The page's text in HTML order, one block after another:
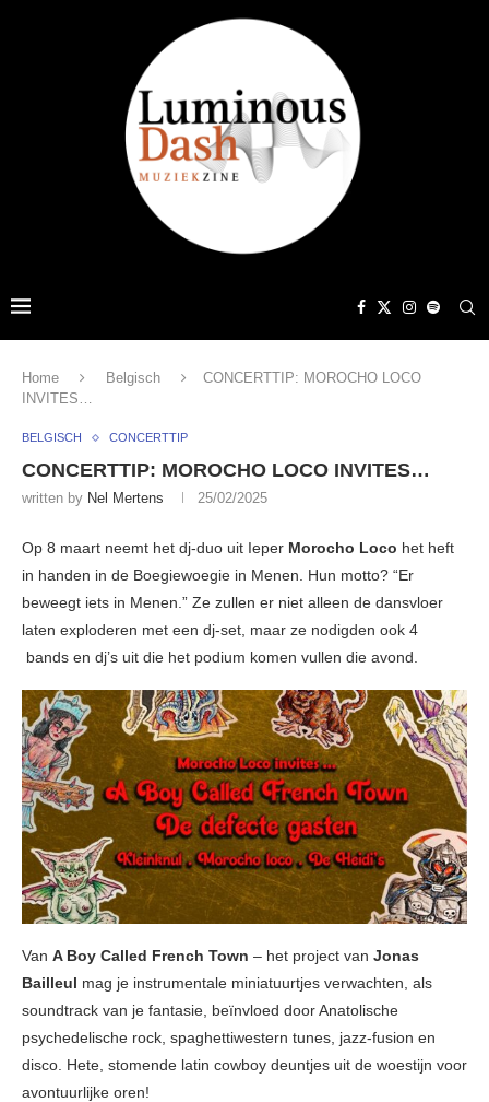
Home Belgisch
CONCERTTIP: MOROCHO LOCO
INVITES…
BELGISCH CONCERTTIP
CONCERTTIP: MOROCHO LOCO INVITES…
written by Nel Mertens 25/02/2025
Op 8 maart neemt het dj-duo uit Ieper Morocho Loco het heft
in handen in de Boegiewoegie in Menen. Hun motto? “Er
beweegt iets in Menen.” Ze zullen er niet alleen de dansvloer
laten exploderen met een dj-set, maar ze nodigden ook 4
bands en dj’s uit die het podium komen vullen die avond.
Van A Boy Called French Town – het project van Jonas
Bailleul mag je instrumentale miniatuurtjes verwachten, als
soundtrack van je fantasie, beïnvloed door Anatolische
psychedelische rock, spaghettiwestern tunes, jazz-fusion en
disco. Hete, stomende latin cowboy deuntjes uit de woestijn voor
avontuurlijke oren!